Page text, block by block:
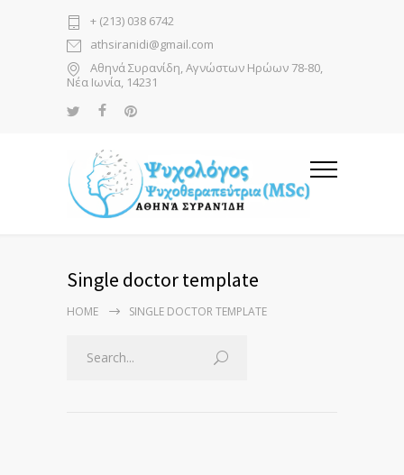
+ (213) 038 6742
athsiranidi@gmail.com
Αθηνά Συρανίδη, Αγνώστων Ηρώων 78-80,
Νέα Ιωνία, 14231
Single doctor template
HOME SINGLE DOCTOR TEMPLATE